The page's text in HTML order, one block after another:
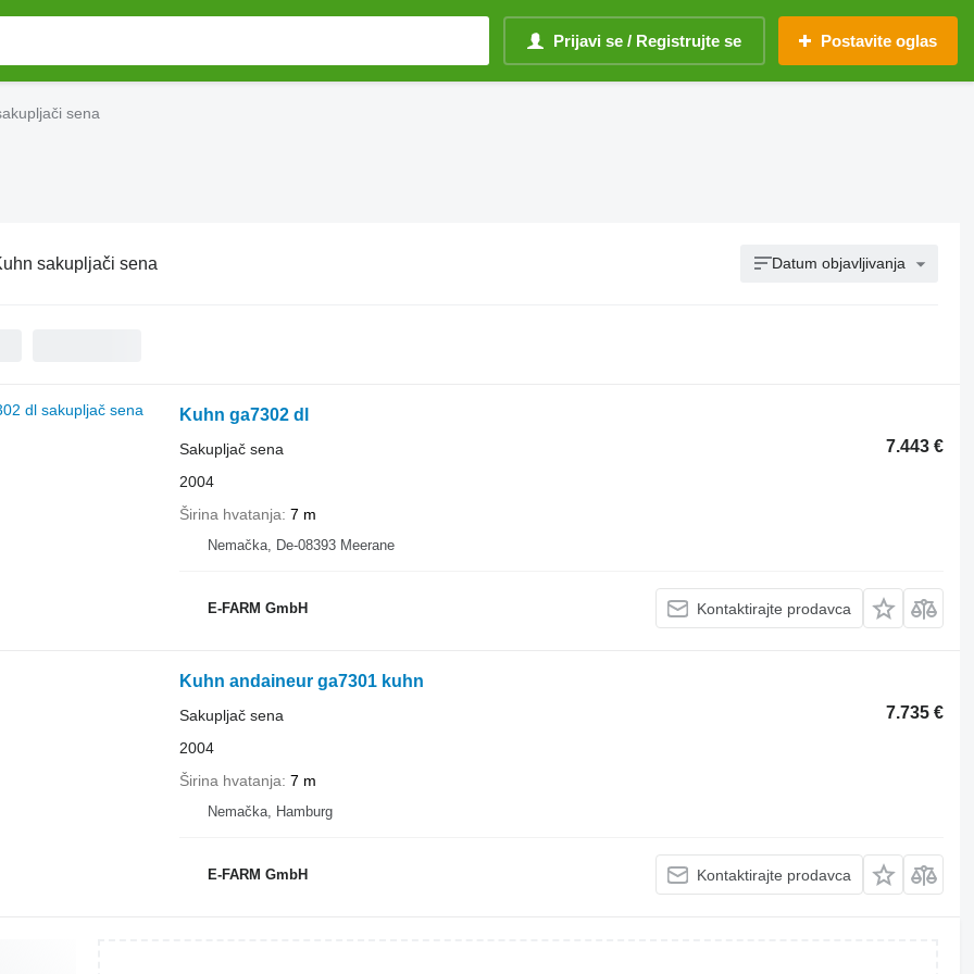
Prijavi se / Registrujte se Postavite oglas
sena
sakupljači sena Datum objavljivanja
Kuhn ga7302 dl
7.443 €
Sakupljač sena
2004
Širina hvatanja 7 m
Nemačka, De-08393 Meerane
E-FARM GmbH Kontaktirajte prodavca
Kuhn andaineur ga7301 kuhn
7.735 €
Sakupljač sena
2004
Širina hvatanja 7 m
Nemačka, Hamburg
E-FARM GmbH Kontaktirajte prodavca